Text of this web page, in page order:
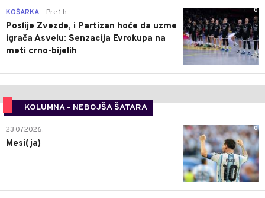
0
KOŠARKA Pre 1 h
Poslije Zvezde, i Partizan hoće da uzme
igrača Asvelu: Senzacija Evrokupa na
meti crno-bijelih
KOLUMNA - NEBOJŠA ŠATARA
0
23.07.2026.
Mesi(ja)